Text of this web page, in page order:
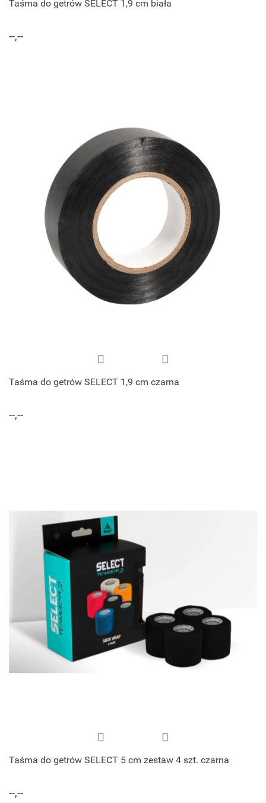
Taśma do getrów SELECT 1,9 cm biała
--,--
Taśma do getrów SELECT 1,9 cm czarna
--,--
Taśma do getrów SELECT 5 cm zestaw 4 szt. czarna
--,--